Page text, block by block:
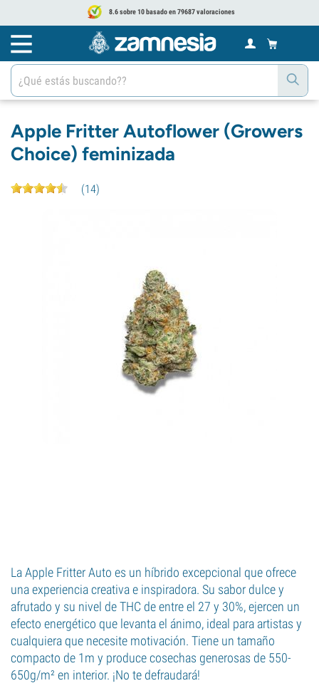
8.6 sobre 10 basado en 79687 valoraciones
Apple Fritter Autoflower (Growers
Choice) feminizada
(14)
La Apple Fritter Auto es un híbrido excepcional que ofrece
una experiencia creativa e inspiradora. Su sabor dulce y
afrutado y su nivel de THC de entre el 27 y 30%, ejercen un
efecto energético que levanta el ánimo, ideal para artistas y
cualquiera que necesite motivación. Tiene un tamaño
compacto de 1m y produce cosechas generosas de 550-
650g/m² en interior. ¡No te defraudará!